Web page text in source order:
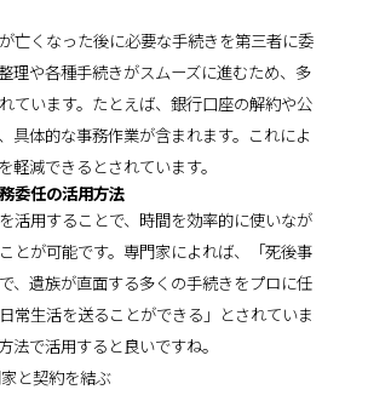
亡くなった後に必要な手続きを第三者に委
理や各種手続きがスムーズに進むため、多
ています。たとえば、銀行口座の解約や公
具体的な事務作業が含まれます。これによ
軽減できるとされています。
委任の活用方法
活用することで、時間を効率的に使いなが
とが可能です。専門家によれば、「死後事
、遺族が直面する多くの手続きをプロに任
常生活を送ることができる」とされていま
法で活用すると良いですね。
と契約を結ぶ